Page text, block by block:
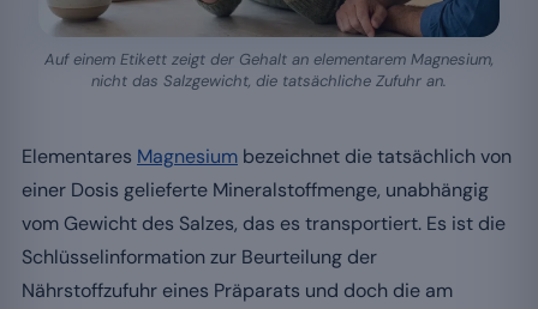
Auf einem Etikett zeigt der Gehalt an elementarem Magnesium,
nicht das Salzgewicht, die tatsächliche Zufuhr an.
Elementares Magnesium bezeichnet die tatsächlich von
einer Dosis gelieferte Mineralstoffmenge, unabhängig
vom Gewicht des Salzes, das es transportiert. Es ist die
Schlüsselinformation zur Beurteilung der
Nährstoffzufuhr eines Präparats und doch die am